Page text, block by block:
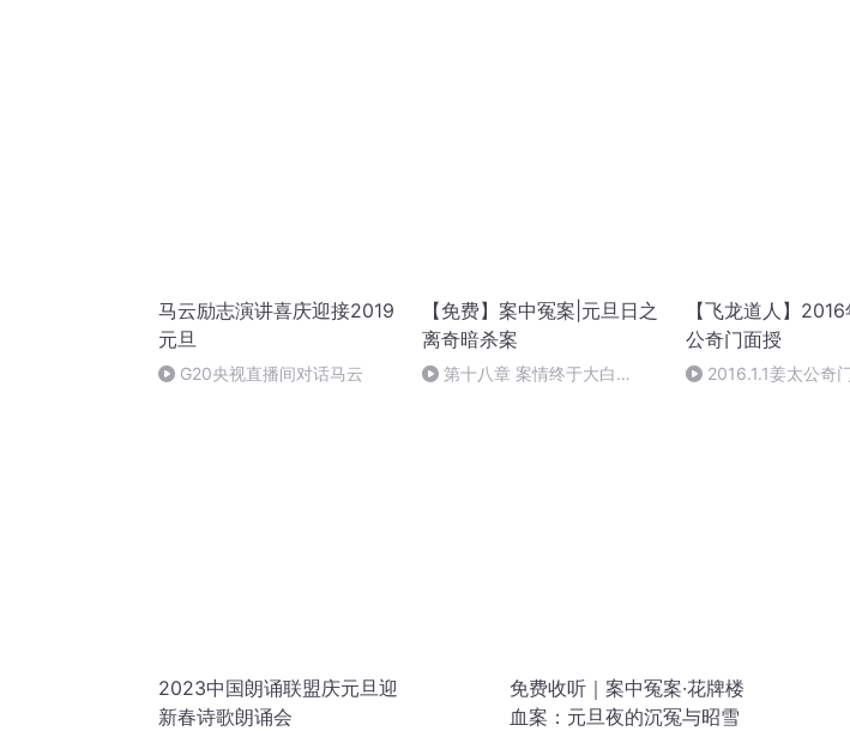
马云励志演讲喜庆迎接2019
元旦
G20央视直播间对话马云
【免费】案中冤案|元旦日之
离奇暗杀案
第十八章 案情终于大白
【飞龙道人】
公奇门面授
2016.1.1姜太公奇
2023中国朗诵联盟庆元旦迎
新春诗歌朗诵会
免费收听｜案中冤案·花牌楼
血案：元旦夜的沉冤与昭雪